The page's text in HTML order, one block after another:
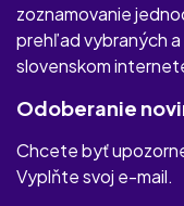
zoznamovanie
prehľad vybraných a
slovenskom
Odoberanie
Chcete byť
Vyplňte svoj e-mail.